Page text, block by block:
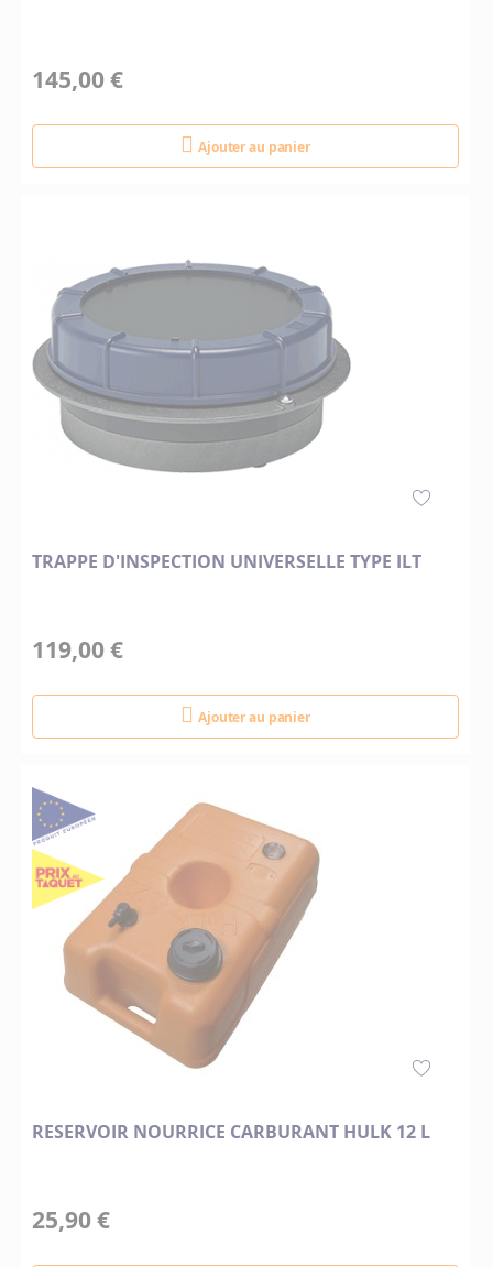
145,00 €
Ajouter au panier
TRAPPE D'INSPECTION UNIVERSELLE TYPE ILT
119,00 €
Ajouter au panier
RESERVOIR NOURRICE CARBURANT HULK 12 L
25,90 €